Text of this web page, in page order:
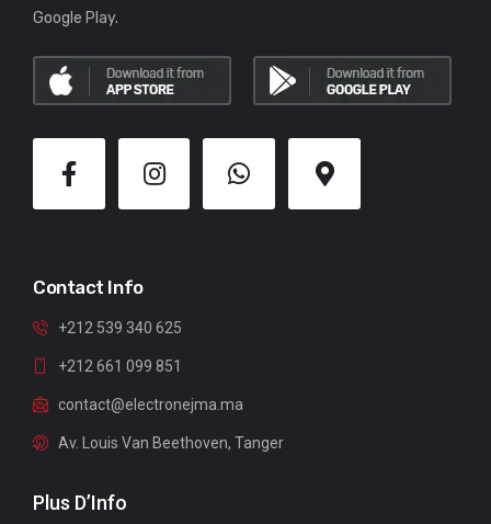
Google Play.
Contact Info
+212 539 340 625
+212 661 099 851
contact@electronejma.ma
Av. Louis Van Beethoven, Tanger
Plus D’Info